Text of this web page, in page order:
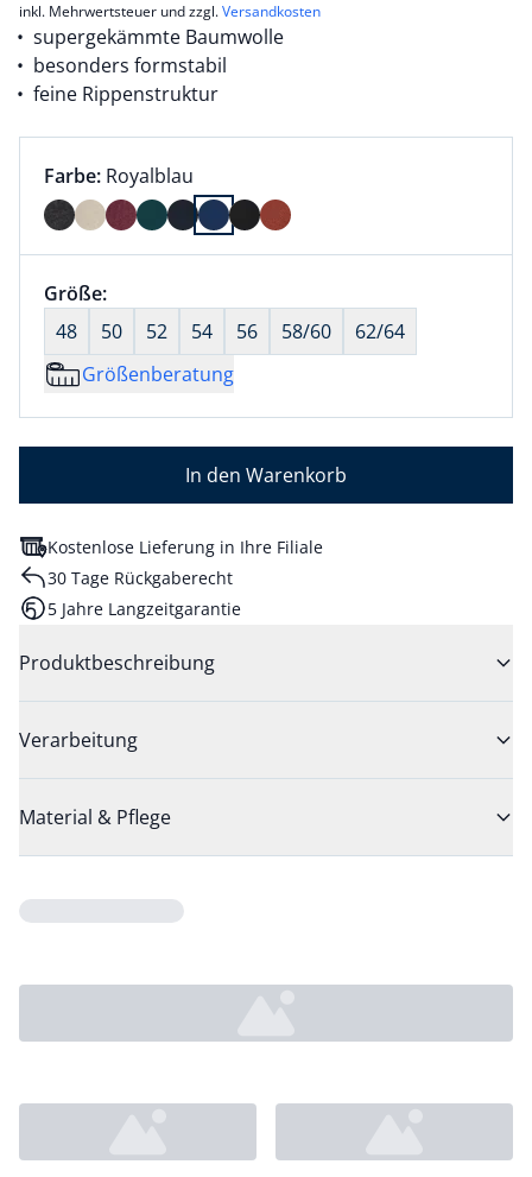
inkl. Mehrwertsteuer und zzgl.Versandkosten
supergekämmte Baumwolle
besonders formstabil
feine Rippenstruktur
Farbauswahl:
Farbe: aktuell ausgewählt:
Royalblau
Farbe Royalblau ausgewählt
Größenauswahl:
Größe:nichts ausgewählt
48
50 52 54 56 58/60
62/64
Größenberatung
In den Warenkorb
Kostenlose Lieferung in Ihre Filiale
30 Tage Rückgaberecht
5 Jahre Langzeitgarantie
Produktbeschreibung
Verarbeitung
Material & Pflege